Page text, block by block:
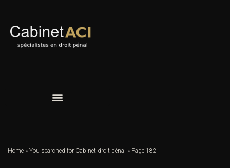
Home » You searched for Cabinet droit pénal » Page 182